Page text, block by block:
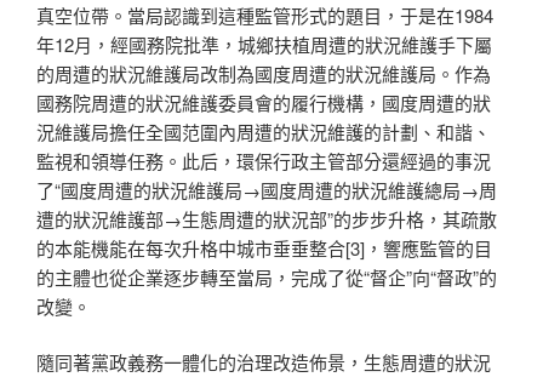
真空位帶。當局認識到這種監管形式的題目，于是在1984
年12月，經國務院批準，城鄉扶植周遭的狀況維護手下屬
的周遭的狀況維護局改制為國度周遭的狀況維護局。作為
國務院周遭的狀況維護委員會的履行機構，國度周遭的狀
況維護局擔任全國范圍內周遭的狀況維護的計劃、和諧、
監視和領導任務。此后，環保行政主管部分還經過的事況
了“國度周遭的狀況維護局→國度周遭的狀況維護總局→周
遭的狀況維護部→生態周遭的狀況部”的步步升格，其疏散
的本能機能在每次升格中城市垂垂整合[3]，響應監管的目
的主體也從企業逐步轉至當局，完成了從“督企”向“督政”的
改變。
隨同著黨政義務一體化的治理改造佈景，生態周遭的狀況